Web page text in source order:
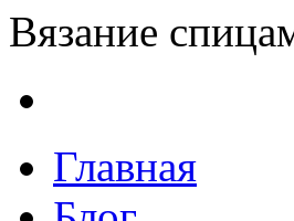
Вязание
Главная